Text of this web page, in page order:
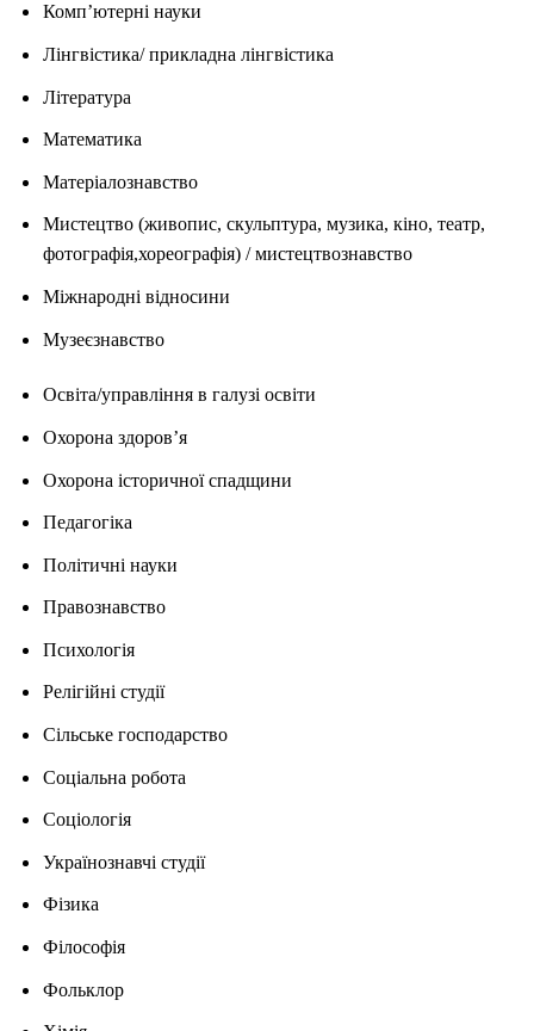
Комп’ютерні науки
Лінгвістика/ прикладна лінгвістика
Література
Математика
Матеріалознавство
Мистецтво (живопис, скульптура, музика, кіно, театр,
фотографія,хореографія) / мистецтвознавство
Міжнародні відносини
Музеєзнавство
Освіта/управління в галузі освіти
Охорона здоров’я
Охорона історичної спадщини
Педагогіка
Політичні науки
Правознавство
Психологія
Релігійні студії
Сільське господарство
Соціальна робота
Соціологія
Українознавчі студії
Фізика
Філософія
Фольклор